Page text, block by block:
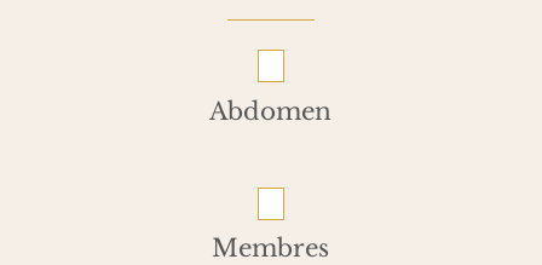
Abdomen
Membres